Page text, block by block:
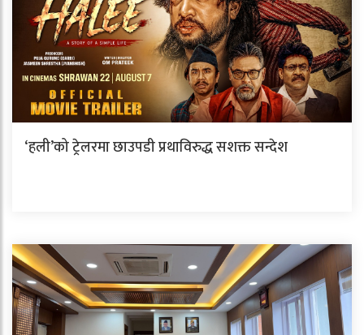
‘हली’को ट्रेलरमा छाउपडी प्रथाविरुद्ध सशक्त सन्देश